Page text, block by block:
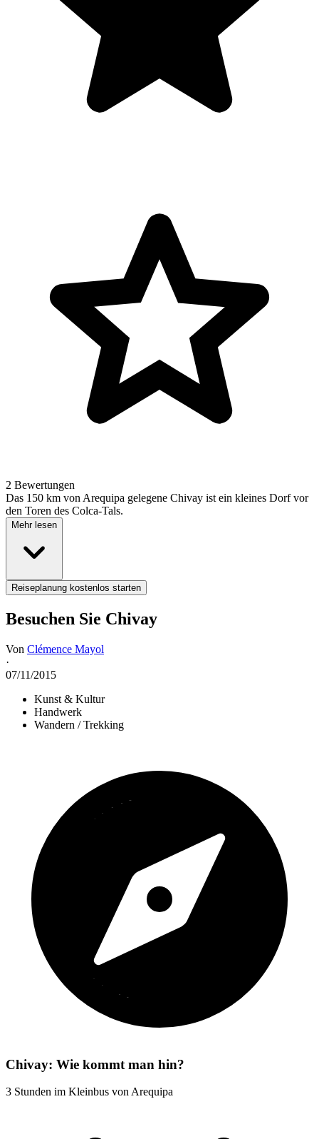
2 Bewertungen
Das 150 km von Arequipa gelegene Chivay ist ein kleines Dorf vor
den Toren des Colca-Tals.
Mehr lesen
Reiseplanung kostenlos starten
Besuchen Sie Chivay
Von Clémence Mayol
·
07/11/2015
Kunst & Kultur
Handwerk
Wandern / Trekking
Chivay: Wie kommt man hin?
3 Stunden im Kleinbus von Arequipa